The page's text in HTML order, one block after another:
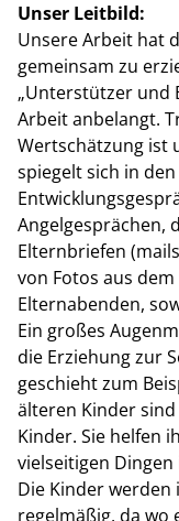
Unser Leitbild:
Unsere Arbeit hat
gemeinsam zu
„Unterstützer und
Arbeit anbelangt.
Wertschätzung ist
spiegelt sich in
Angelgesprächen,
Elternbriefen
von Fotos aus
Elternabenden,
Ein großes
die Erziehung zur
geschieht zum
älteren Kinder
Kinder. Sie helfen
vielseitigen
Die Kinder werden
regelmäßig, da wo